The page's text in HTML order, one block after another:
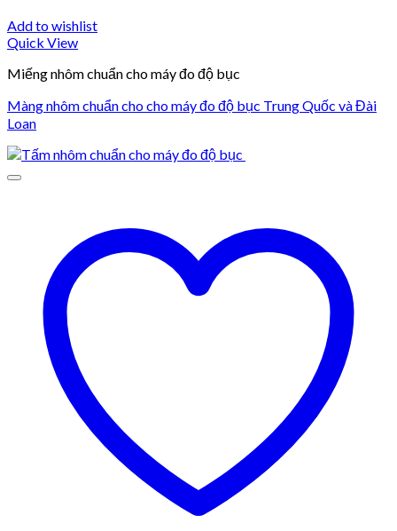
Add to wishlist
Quick View
Miếng nhôm chuẩn cho máy đo độ bục
Màng nhôm chuẩn cho cho máy đo độ bục Trung Quốc và Đài
Loan